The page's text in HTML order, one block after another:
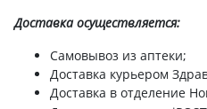
Зеленая аптека крем д/ног
Шампунь дегтярный 250мл
Зеленая аптека мыло
Доставкаосуществляется:
Самовывоз из аптеки;
Доставка курьером
Доставка в отделение